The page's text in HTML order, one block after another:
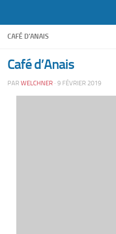
CAFÉ D’ANAIS
Café d’Anais
PAR WELCHNER · 9 FÉVRIER 2019